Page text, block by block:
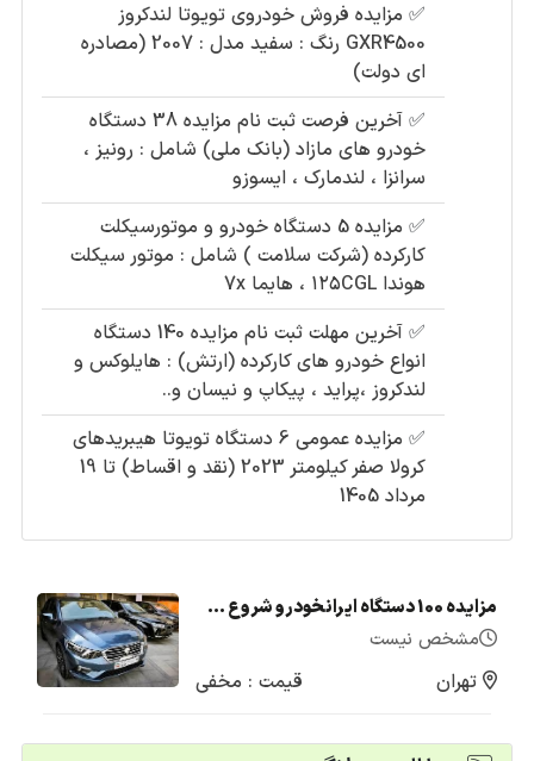
✅ مزایده فروش خودروی تویوتا لندکروز
GXR4500 رنگ : سفید مدل : 2007 (مصادره
ای دولت)
✅
آخرین فرصت ثبت نام مزایده 38 دستگاه
خودرو های مازاد (بانک ملی) شامل : رونیز ،
سرانزا ، لندمارک ، ایسوزو
✅
مزایده 5 دستگاه خودرو و موتورسیکلت
کارکرده (شرکت سلامت ) شامل : موتور سیکلت
هوندا ۱۲۵CGL ، هایما 7x
✅
آخرین مهلت ثبت نام مزایده 140 دستگاه
انواع خودرو های کارکرده (ارتش) : هایلوکس و
لندکروز ،پراید ، پیکاپ و نیسان و..
✅
مزایده عمومی 6 دستگاه تویوتا هیبریدهای
کرولا صفر کیلومتر 2023 (نقد و اقساط) تا 19
مرداد 1405
مزایده 100 دستگاه ایرانخودرو شروع شد + لیست قیمت (تیر1405)
مشخص نیست
تهران قیمت : مخفی